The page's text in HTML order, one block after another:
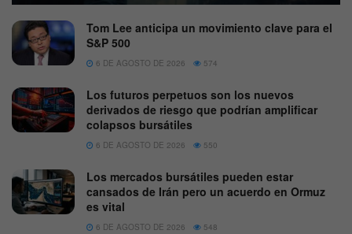
Tom Lee anticipa un movimiento clave para el
S&P 500
6 DE AGOSTO DE 2026 574
Los futuros perpetuos son los nuevos
derivados de riesgo que podrían amplificar
colapsos bursátiles
6 DE AGOSTO DE 2026 550
Los mercados bursátiles pueden estar
cansados de Irán pero un acuerdo en Ormuz
es vital
6 DE AGOSTO DE 2026 548